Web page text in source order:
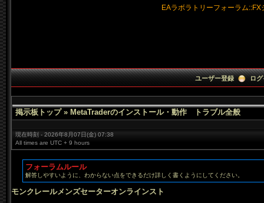
EAラボラトリーフォーラム::FX
ユーザー登録 ロ
掲示板トップ» MetaTraderのインストール・動作 トラブル全般
現在時刻 - 2026年8月07日(金) 07:38
All times are UTC + 9 hours
フォーラムルール
解答しやすいように、わからない点をできるだけ詳しく書くようにしてください。
モンクレールメンズセーターオンラインスト